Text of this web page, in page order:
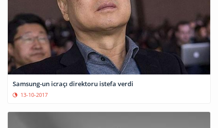
Samsung-un icraçı direktoru istefa verdi
13-10-2017